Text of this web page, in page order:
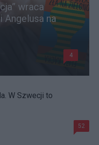
wraca
Angelusa na
4
W Szwecji to
52